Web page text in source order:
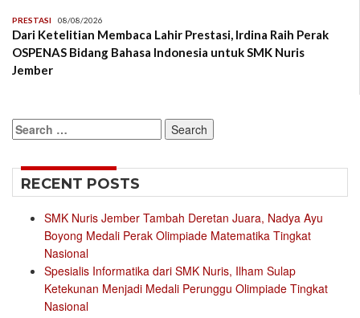
PRESTASI 08/08/2026
Dari Ketelitian Membaca Lahir Prestasi, Irdina Raih Perak
OSPENAS Bidang Bahasa Indonesia untuk SMK Nuris
Jember
Search
for:
RECENT POSTS
SMK Nuris Jember Tambah Deretan Juara, Nadya Ayu
Boyong Medali Perak Olimpiade Matematika Tingkat
Nasional
Spesialis Informatika dari SMK Nuris, Ilham Sulap
Ketekunan Menjadi Medali Perunggu Olimpiade Tingkat
Nasional